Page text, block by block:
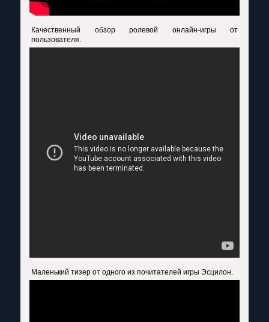
Качественный обзор ролевой онлайн-игры от
пользователя.
Маленький тизер от одного из почитателей игры Эсцилон.